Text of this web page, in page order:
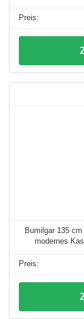
Bumilgar 135
modernes